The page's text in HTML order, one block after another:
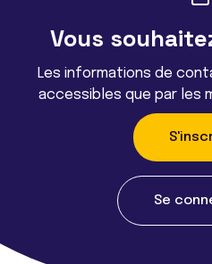
Vous
Les informations de
accessibles que par les
Se